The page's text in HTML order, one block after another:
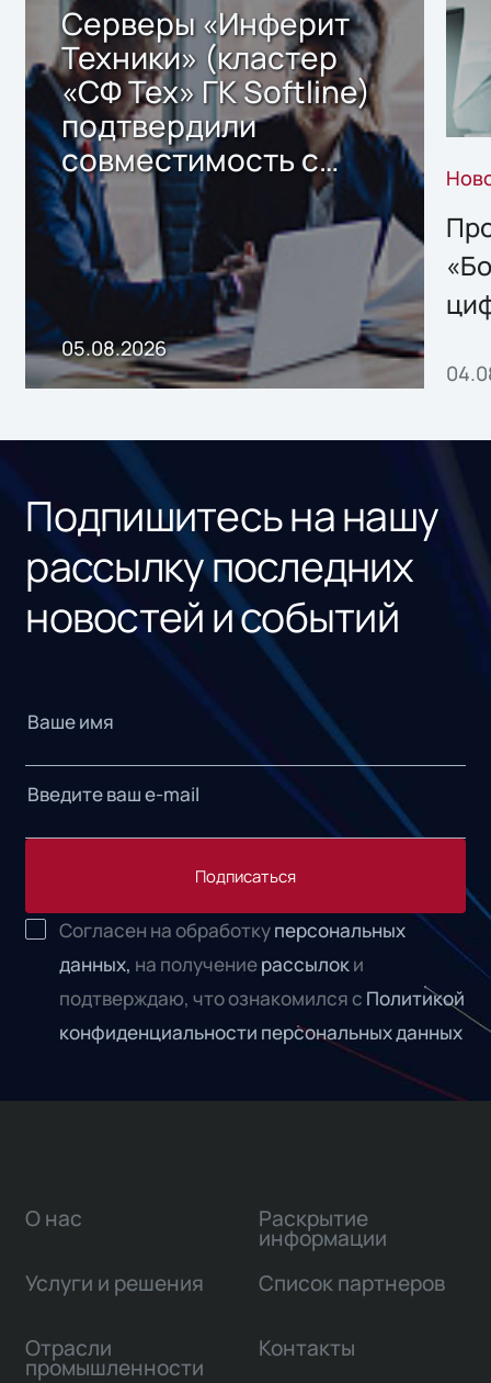
Серверы «Инферит
Техники» (кластер
«СФ Тех» ГК Softline)
подтвердили
совместимость с
решением Sharx
Storage 2.x для
хранения данных
05.08.2026
Подпишитесь на нашу
рассылку последних
новостей и событий
Подписаться
Согласен на обработкуперсональных
данных, на получениерассылоки
подтверждаю, что ознакомился с Политикой
конфиденциальности персональных данных
О нас
Услуги и решения
Отрасли
промышленности
Раскрытие
информации
Список партнеров
Контакты